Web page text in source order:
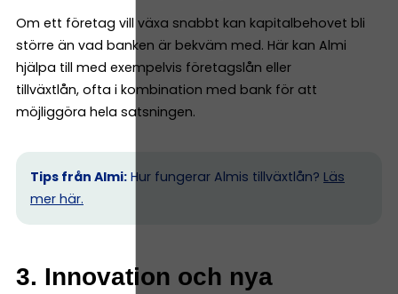
Om ett företag vill växa snabbt kan kapitalbehovet bli
större än vad banken är bekväm med. Här kan Almi
hjälpa till med exempelvis företagslån eller
tillväxtlån, ofta i kombination med bank för att
möjliggöra hela satsningen.
Tips från Almi: Hur fungerar Almis tillväxtlån? Läs
mer här.
3. Innovation och nya